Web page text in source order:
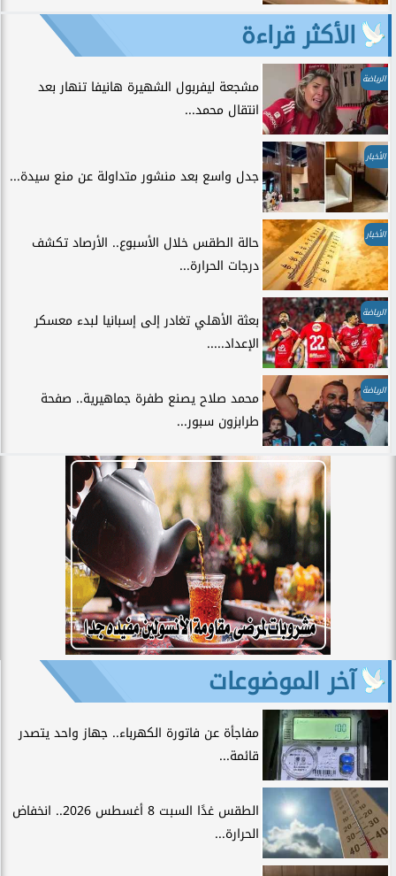
الأكثر قراءة
الرياضة
مشجعة ليفربول الشهيرة هانيفا تنهار بعد
انتقال محمد...
الأخبار
جدل واسع بعد منشور متداولة عن منع سيدة...
الأخبار
حالة الطقس خلال الأسبوع.. الأرصاد تكشف
درجات الحرارة...
الرياضة
بعثة الأهلي تغادر إلى إسبانيا لبدء معسكر
الإعداد.....
الرياضة
محمد صلاح يصنع طفرة جماهيرية.. صفحة
طرابزون سبور...
آخر الموضوعات
مفاجأة عن فاتورة الكهرباء.. جهاز واحد يتصدر
قائمة...
الطقس غدًا السبت 8 أغسطس 2026.. انخفاض
الحرارة...